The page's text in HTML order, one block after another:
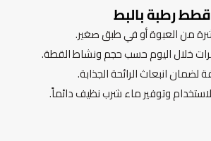
رطبة بالبط
من العبوة أو في طبق صغير.
خلال اليوم حسب حجم ونشاط القطة.
انبعاث الرائحة الجذابة.
وتوفير ماء شرب نظيف دائماً.